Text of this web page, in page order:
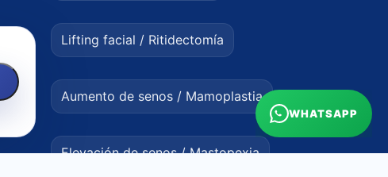
Lifting facial / Ritidectomía
Aumento de senos / Mamoplastia
Elevación de senos / Mastopexia
WHATSAPP